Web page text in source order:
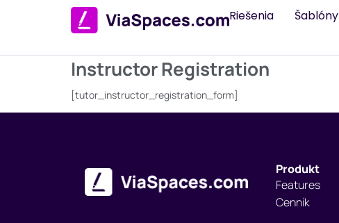
Riešenia Šablóny
Instructor Registration
[tutor_instructor_registration_form]
Produkt
Features
Cenník